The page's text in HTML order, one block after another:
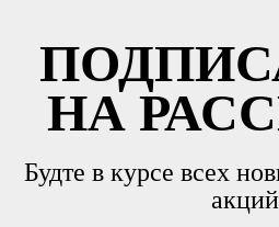
НА
Будте в курсе всех
акций